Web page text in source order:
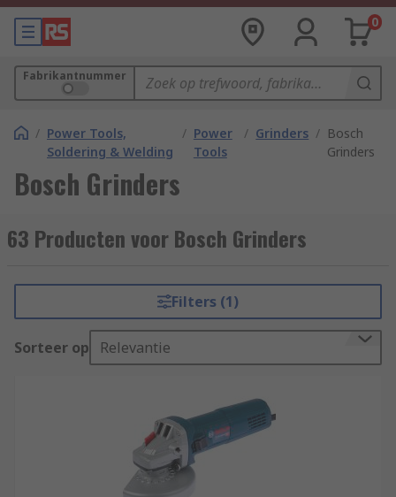
0
Fabrikantnummer
/ Power Tools,
Soldering & Welding
/ Power
Tools
/ Grinders / Bosch
Grinders
Bosch Grinders
63 Producten voor Bosch Grinders
Filters (1)
Sorteer op Relevantie